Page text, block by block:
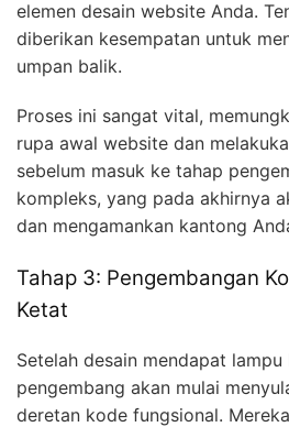
elemen desain website Anda.
diberikan kesempatan untuk
umpan balik.
Proses ini sangat vital,
rupa awal website dan
sebelum masuk ke tahap
kompleks, yang pada akhirnya
dan mengamankan kantong
Tahap 3: Pengembangan
Ketat
Setelah desain mendapat lampu
pengembang akan mulai
deretan kode fungsional.